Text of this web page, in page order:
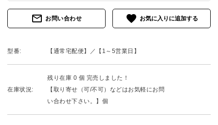
mail_outline お問い合わせ favorite
型番: 【通常宅配便】／【1～5営業日】
在庫状況:
残り在庫 0 個 完売しました！
【取り寄せ（可/不可）などはお気軽にお問
い合わせ下さい。】個